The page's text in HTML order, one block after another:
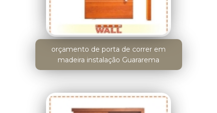
orçamento de porta de correr em
madeira instalação Guararema